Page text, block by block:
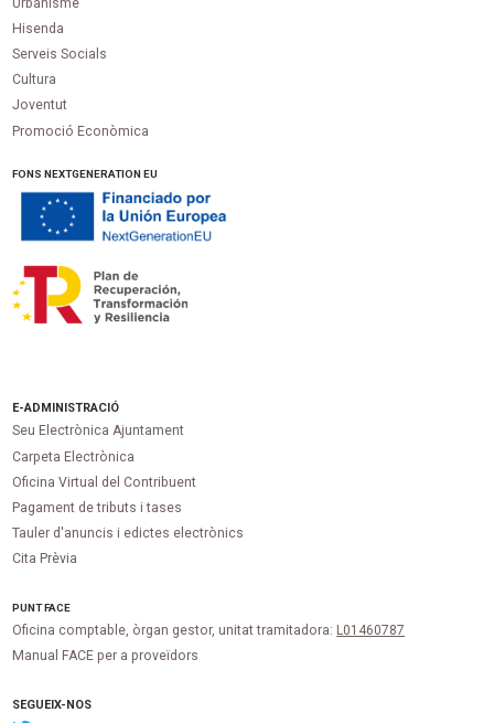
Urbanisme
Hisenda
Serveis Socials
Cultura
Joventut
Promoció Econòmica
FONS NEXTGENERATION EU
E-ADMINISTRACIÓ
Seu Electrònica Ajuntament
Carpeta Electrònica
Oficina Virtual del Contribuent
Pagament de tributs i tases
Tauler d'anuncis i edictes electrònics
Cita Prèvia
PUNTFACE
Oficina comptable, òrgan gestor, unitat tramitadora: L01460787
Manual FACE per a proveïdors
SEGUEIX-NOS